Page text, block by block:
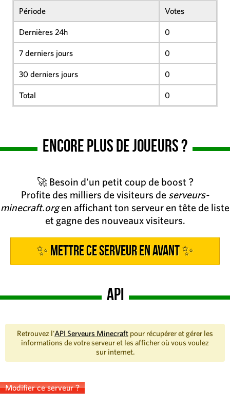
Période Votes
Dernières 24h 0
7 derniers jours 0
30 derniers jours 0
Total 0
Encore plus de joueurs ?
🚀 Besoin d'un petit coup de boost ?
Profite des milliers de visiteurs de serveurs-
minecraft.orgen affichant ton serveur en tête de liste
et gagne des nouveaux visiteurs.
✨ Mettre ce serveur en avant ✨
API
Retrouvez l'API Serveurs Minecraft pour récupérer et gérer les
informations de votre serveur et les afficher où vous voulez
sur internet.
Modifier ce serveur ?